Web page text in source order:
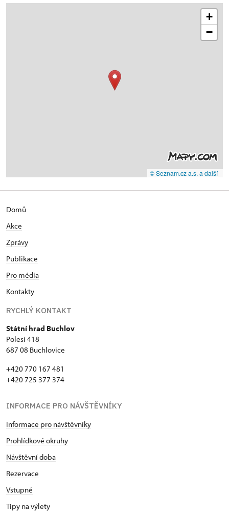
+
−
© Seznam.cz a.s. a další
Domů
Akce
Zprávy
Publikace
Pro média
Kontakty
RYCHLÝ KONTAKT
Státní hrad Buchlov
Polesí 418
687 08 Buchlovice
+420 770 167 481
+420 725 377 374
INFORMACE PRO NÁVŠTĚVNÍKY
Informace pro návštěvníky
Prohlídkové okruhy
Návštěvní doba
Rezervace
Vstupné
Tipy na výlety